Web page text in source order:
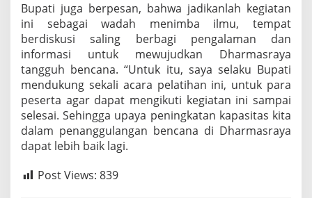
Bupati juga berpesan, bahwa jadikanlah kegiatan
ini sebagai wadah menimba ilmu, tempat
berdiskusi saling berbagi pengalaman dan
informasi untuk mewujudkan Dharmasraya
tangguh bencana. “Untuk itu, saya selaku Bupati
mendukung sekali acara pelatihan ini, untuk para
peserta agar dapat mengikuti kegiatan ini sampai
selesai. Sehingga upaya peningkatan kapasitas kita
dalam penanggulangan bencana di Dharmasraya
dapat lebih baik lagi.
Post Views: 839